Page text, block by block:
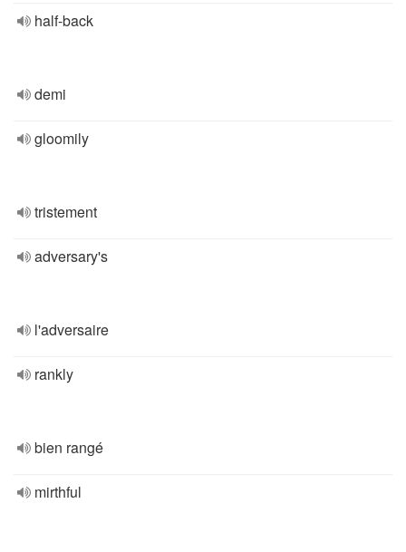
half-back
demi
gloomily
tristement
adversary's
l'adversaire
rankly
bien rangé
mirthful